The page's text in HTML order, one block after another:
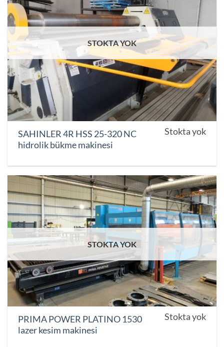
STOKTA YOK
SAHINLER 4R HSS 25-320 NC
hidrolik bükme makinesi
Stokta yok
STOKTA YOK
PRIMA POWER PLATINO 1530
lazer kesim makinesi
Stokta yok